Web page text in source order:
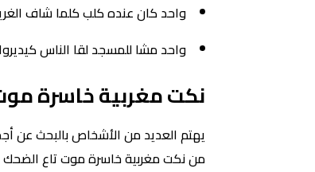
واحد كان عنده كلب كلما شاف
واحد مشا للمسجد لقا الناس
نكت مغربية خاسرة
يهتم العديد من الأشخاص بالبحث عن
من نكت مغربية خاسرة موت تاع الضحك